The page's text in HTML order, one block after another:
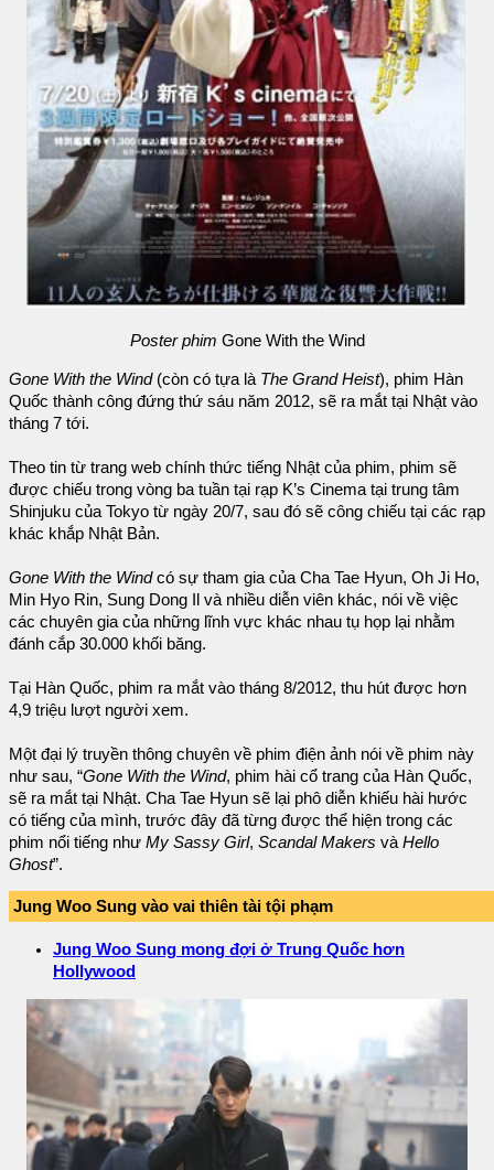
Poster phim Gone With the Wind
Gone With the Wind(còn có tựa là The Grand Heist), phim Hàn
Quốc thành công đứng thứ sáu năm 2012, sẽ ra mắt tại Nhật vào
tháng 7 tới.
Theo tin từ trang web chính thức tiếng Nhật của phim, phim sẽ
được chiếu trong vòng ba tuần tại rạp K’s Cinema tại trung tâm
Shinjuku của Tokyo từ ngày 20/7, sau đó sẽ công chiếu tại các rạp
khác khắp Nhật Bản.
Gone With the Windcó sự tham gia của Cha Tae Hyun, Oh Ji Ho,
Min Hyo Rin, Sung Dong Il và nhiều diễn viên khác, nói về việc
các chuyên gia của những lĩnh vực khác nhau tụ họp lại nhằm
đánh cắp 30.000 khối băng.
Tại Hàn Quốc, phim ra mắt vào tháng 8/2012, thu hút được hơn
4,9 triệu lượt người xem.
Một đại lý truyền thông chuyên về phim điện ảnh nói về phim này
như sau, “Gone With the Wind, phim hài cổ trang của Hàn Quốc,
sẽ ra mắt tại Nhật. Cha Tae Hyun sẽ lại phô diễn khiếu hài hước
có tiếng của mình, trước đây đã từng được thể hiện trong các
phim nổi tiếng như My Sassy Girl, Scandal Makers và Hello
Ghost”.
Jung Woo Sung vào vai thiên tài tội phạm
Jung Woo Sung mong đợi ở Trung Quốc hơn
Hollywood